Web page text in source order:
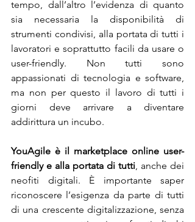
tempo, dall’altro l’evidenza di quanto
sia necessaria la disponibilità di
strumenti condivisi, alla portata di tutti i
lavoratori e soprattutto facili da usare o
user-friendly. Non tutti sono
appassionati di tecnologia e software,
ma non per questo il lavoro di tutti i
giorni deve arrivare a diventare
addirittura un incubo.
YouAgile è il marketplace online user-
friendly e alla portata di tutti, anche dei
neofiti digitali. È importante saper
riconoscere l’esigenza da parte di tutti
di una crescente digitalizzazione, senza